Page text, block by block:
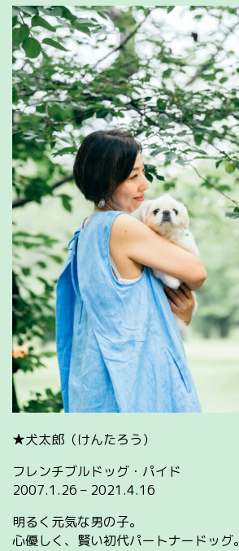
★犬太郎（けんたろう）
フレンチブルドッグ・パイド
2007.1.26 – 2021.4.16
明るく元気な男の子。
心優しく、賢い初代パートナードッグ。